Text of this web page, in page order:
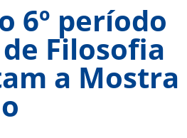
6º período
Filosofia
a Mostra